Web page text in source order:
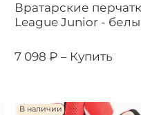
Вратарские
League Junior -
7 098 ₽ – Купить
В наличии